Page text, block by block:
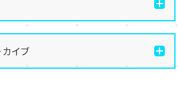
春の体験会のご案内✨🐝🍀
年4月 ご案内🌸🍡✨
イブ